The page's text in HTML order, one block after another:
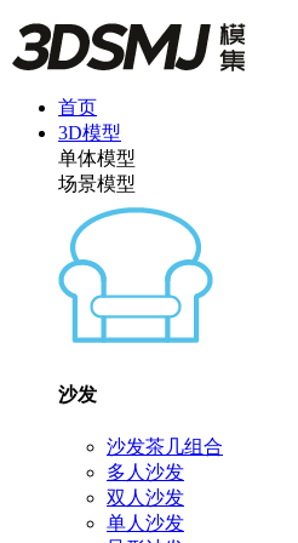
首页
3D模型
单体模型
场景模型
沙发
沙发茶几组合
多人沙发
双人沙发
单人沙发